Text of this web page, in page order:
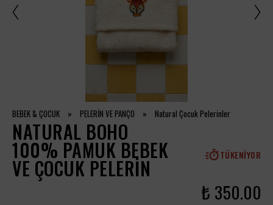
BEBEK & ÇOCUK » PELERİN VE PANÇO » Natural Çocuk Pelerinler
NATURAL BOHO
100% PAMUK BEBEK
VE ÇOCUK PELERIN TÜKENIYOR
₺ 350.00